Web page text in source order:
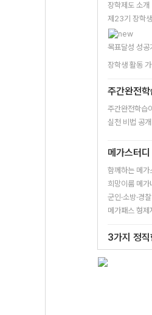
장학제도 소개
제23기 장학
목표달성 성공
장학생 활동
주간완전학
주간완전학습
실천 비법 공개
메가스터
함께하는 메가
희망이룸 메가
군인·소방·경
메가패스 형제
3가지 정직